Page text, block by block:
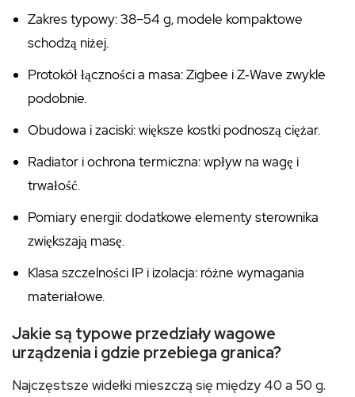
Zakres typowy: 38–54 g, modele kompaktowe
schodzą niżej.
Protokół łączności a masa: Zigbee i Z‑Wave zwykle
podobnie.
Obudowa i zaciski: większe kostki podnoszą ciężar.
Radiator i ochrona termiczna: wpływ na wagę i
trwałość.
Pomiary energii: dodatkowe elementy sterownika
zwiększają masę.
Klasa szczelności IP i izolacja: różne wymagania
materiałowe.
Jakie są typowe przedziały wagowe
urządzenia i gdzie przebiega granica?
Najczęstsze widełki mieszczą się między 40 a 50 g.